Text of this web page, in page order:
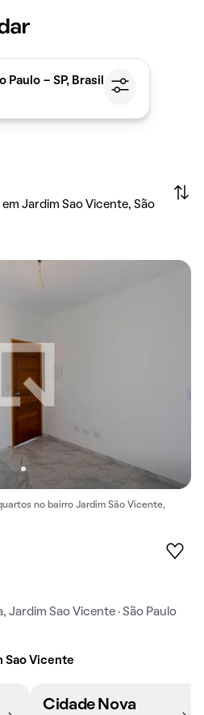
Paulo - SP, Brasil
Jardim Sao Vicente, São
no bairro Jardim São Vicente,
Jardim Sao Vicente · São Paulo
Sao Vicente
Cidade Nova